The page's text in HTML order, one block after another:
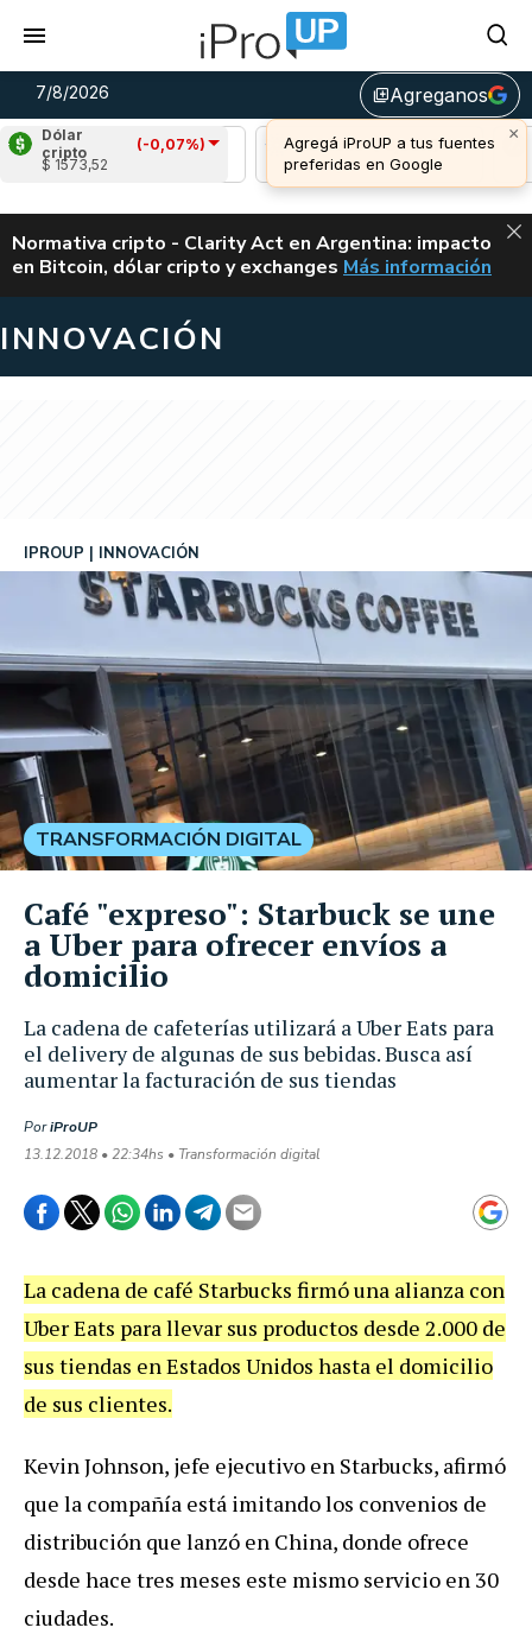
7/8/2026 library_addAgreganos
×
Agregá iProUP a tus fuentes
preferidas en Google
Dólar
cripto
(-0,07%)
$ 1573,52
Ripple
(-2,10%)
u$s 1,02
Cardano (-3,06%)
u$s 0,20
ALERTA
Normativa cripto - Clarity Act en Argentina: impacto
en Bitcoin, dólar cripto y exchanges CLARITY ACT EN
Más información
INNOVACIÓN
La cadena de cafeterías utilizará a Uber Eats para
el delivery de algunas de sus bebidas. Busca así
aumentar la facturación de sus tiendas
IPROUP INNOVACIÓN
PoriProUP
13.12.2018 • 22:34hs • Transformación digital
TRANSFORMACIÓN DIGITAL
Café "expreso": Starbuck se une
a Uber para ofrecer envíos a
domicilio
La cadena de café Starbucks firmóuna alianza con
UberEats parallevar sus productos desde 2.000 de
sus tiendas enEstados Unidos hasta el domicilio
de sus clientes.
KevinJohnson, jefe ejecutivo en Starbucks, afirmó
que la compañía está imitandolos convenios de
distribución que lanzó en China, donde ofrece
desde hace tres meses este mismo servicio en 30
ciudades.